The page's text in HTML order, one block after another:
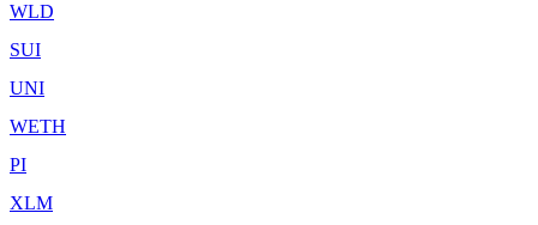
WLD
SUI
UNI
WETH
PI
XLM